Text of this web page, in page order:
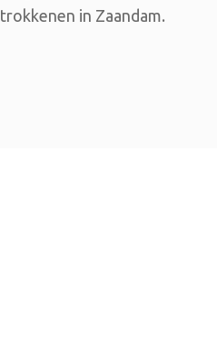
in Zaandam.